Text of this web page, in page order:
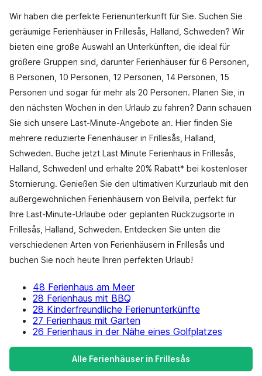
Wir haben die perfekte Ferienunterkunft für Sie. Suchen Sie
geräumige Ferienhäuser in Frillesås, Halland, Schweden? Wir
bieten eine große Auswahl an Unterkünften, die ideal für
größere Gruppen sind, darunter Ferienhäuser für 6 Personen,
8 Personen, 10 Personen, 12 Personen, 14 Personen, 15
Personen und sogar für mehr als 20 Personen. Planen Sie, in
den nächsten Wochen in den Urlaub zu fahren? Dann schauen
Sie sich unsere Last-Minute-Angebote an. Hier finden Sie
mehrere reduzierte Ferienhäuser in Frillesås, Halland,
Schweden. Buche jetzt Last Minute Ferienhaus in Frillesås,
Halland, Schweden! und erhalte 20% Rabatt* bei kostenloser
Stornierung. Genießen Sie den ultimativen Kurzurlaub mit den
außergewöhnlichen Ferienhäusern von Belvilla, perfekt für
Ihre Last-Minute-Urlaube oder geplanten Rückzugsorte in
Frillesås, Halland, Schweden. Entdecken Sie unten die
verschiedenen Arten von Ferienhäusern in Frillesås und
buchen Sie noch heute Ihren perfekten Urlaub!
48 Ferienhaus am Meer
28 Ferienhaus mit BBQ
28 Kinderfreundliche Ferienunterkünfte
27 Ferienhaus mit Garten
26 Ferienhaus in der Nähe eines Golfplatzes
Alle Ferienhäuser in Frillesås